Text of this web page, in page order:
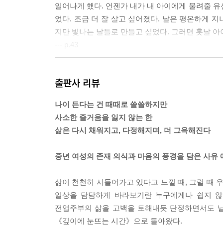
일어나게 했다. 언젠가 내가 내 아이에게 물려줄
었다. 조금 더 잘 살고 싶어졌다. 날은 평온하게
지만 빛나는 날들로 만들고 싶었다. 그러면 훗날
앞에서 복잡하고 피곤해질 때마다 지금 이것들이
--- p.50
모호했던 일상이 글로 쓰이는 순간에 선명해지고
었어’라고 외쳤던 몇 년 전의 내가 아직도 내 안
--- p.120
자신에게 맞는 방식으로 살아가는 것이 진정한 호
--- p.142
출판사 리뷰
나이 든다는 건 때때로 쓸쓸하지만
사소한 즐거움을 잃지 않는 한
삶은 다시 채워지고, 다정해지며, 더 그윽해진다
중년 여성의 존재 의식과 마음의 풍경을 담은 사유
삶이 천천히 시들어가고 있다고 느낄 때, 그럴 때
일상을 담담하게 바라보기란 누구에게나 쉽지
전업주부의 삶을 고백을 토해내듯 단정하면서도
《깊이에 눈뜨는 시간》으로 돌아왔다.